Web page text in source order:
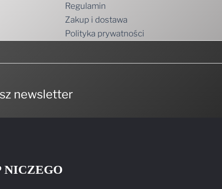
Regulamin
Zakup i dostawa
Polityka prywatności
newsletter
NICZEGO